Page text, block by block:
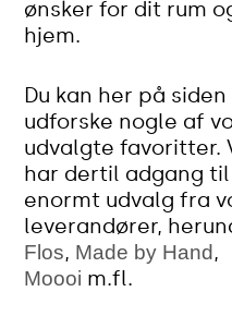
ønsker for dit rum
hjem.
Du kan her på siden
udforske nogle af
udvalgte favoritter.
har dertil adgang
enormt udvalg fra
leverandører,
Flos, Made by Hand,
Moooi m.fl.